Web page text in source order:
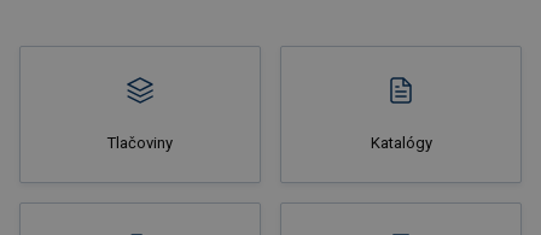
Tlačoviny Katalógy